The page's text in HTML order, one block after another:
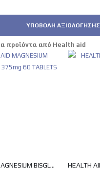
ΥΠΟΒΟΛΉ ΑΞΙΟΛΌΓΗΣΗΣ
προϊόντα από Health aid
HEALTH AID MAGNESIUM BISGLYCINATE 375mg 60 TABLETS